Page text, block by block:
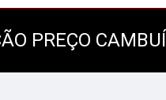
PREÇO CAMBUÍ